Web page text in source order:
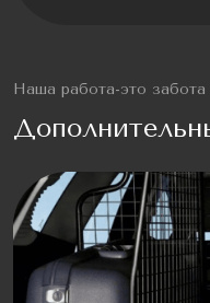
Наша работа-это